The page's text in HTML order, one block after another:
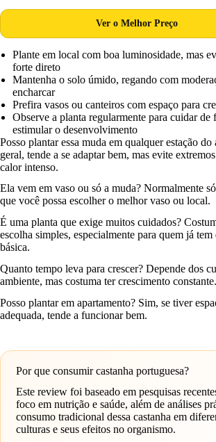
Ver o Melhor Preço
Plante em local com boa luminosidade, mas
forte direto
Mantenha o solo úmido, regando com
encharcar
Prefira vasos ou canteiros com espaço para
Observe a planta regularmente para cuidar de
estimular o desenvolvimento
Posso plantar essa muda em qualquer estação do
geral, tende a se adaptar bem, mas evite
calor intenso.
Ela vem em vaso ou só a muda? Normalmente
que você possa escolher o melhor vaso ou local.
É uma planta que exige muitos cuidados?
escolha simples, especialmente para quem já tem
básica.
Quanto tempo leva para crescer? Depende dos
ambiente, mas costuma ter crescimento constante.
Posso plantar em apartamento? Sim, se tiver
adequada, tende a funcionar bem.
Por que consumir castanha portuguesa?
Este review foi baseado em pesquisas
foco em nutrição e saúde, além de análises
consumo tradicional dessa castanha em
culturas e seus efeitos no organismo.